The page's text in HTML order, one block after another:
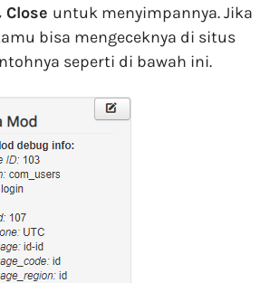
Close untuk menyimpannya. Jika
bisa mengeceknya di situs
seperti di bawah ini.